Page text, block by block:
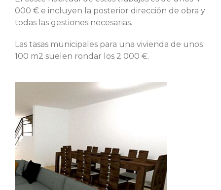
000 € e incluyen la posterior dirección de obra y
todas las gestiones necesarias.
Las tasas municipales para una vivienda de unos
100 m2 suelen rondar los 2 000 €.